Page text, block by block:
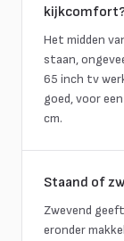
Het midden
staan,
65 inch tv
goed, voor
cm.
Staand of
Zwevend
eronder